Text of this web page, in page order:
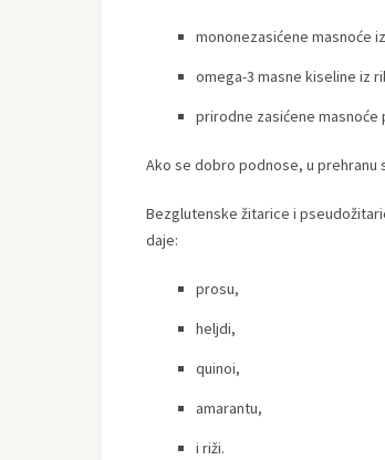
mononezasićene masnoće
omega-3 masne kiseline iz
prirodne zasićene
Ako se dobro podnose, u prehranu
Bezglutenske žitarice i
daje:
prosu,
heljdi,
quinoi,
amarantu,
i riži.